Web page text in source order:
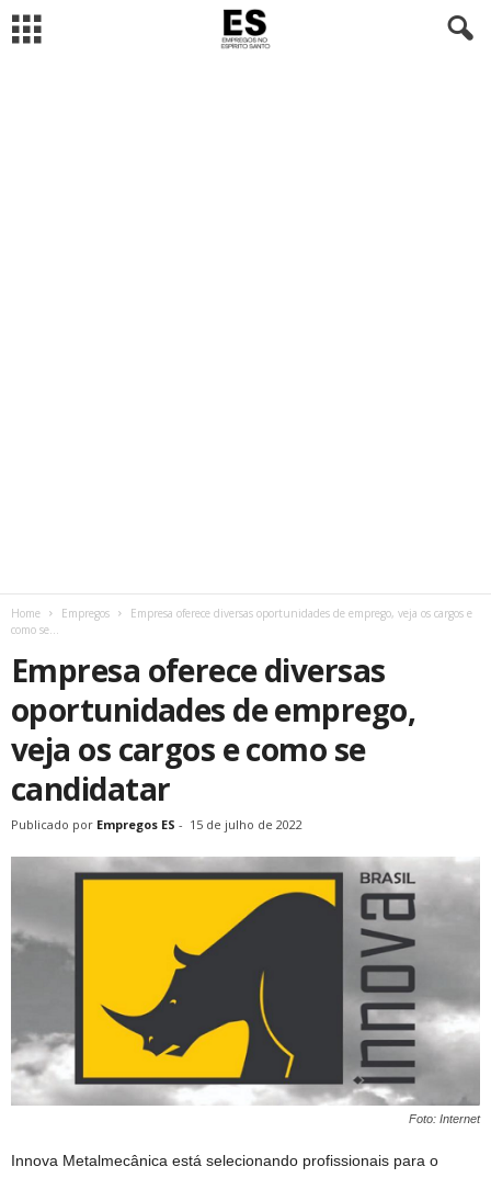
Home Empregos
Empresa oferece diversas oportunidades de emprego, veja os cargos e
como se...
Empresa oferece diversas
oportunidades de emprego,
veja os cargos e como se
candidatar
Publicado por Empregos ES - 15 de julho de 2022
Foto: Internet
Innova Metalmecânica está selecionando profissionais para o